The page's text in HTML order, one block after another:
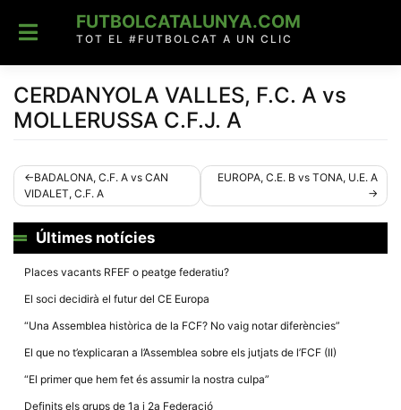
content
FUTBOLCATALUNYA.COM
TOT EL #FUTBOLCAT A UN CLIC
CERDANYOLA VALLES, F.C. A vs
MOLLERUSSA C.F.J. A
Navegació
d'entrades
BADALONA, C.F. A vs CAN
VIDALET, C.F. A
EUROPA, C.E. B vs TONA, U.E. A
Últimes notícies
Places vacants RFEF o peatge federatiu?
El soci decidirà el futur del CE Europa
“Una Assemblea històrica de la FCF? No vaig notar diferències”
El que no t’explicaran a l’Assemblea sobre els jutjats de l’FCF (II)
“El primer que hem fet és assumir la nostra culpa”
Definits els grups de 1a i 2a Federació